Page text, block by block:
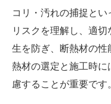
コリ・汚れの捕捉と
リスクを理解し、適
生を防ぎ、断熱材の
熱材の選定と施工時
慮することが重要です